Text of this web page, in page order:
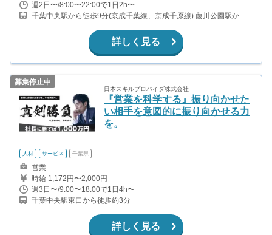
週2日〜/8:00〜22:00で1日2h〜
千葉中央駅から徒歩9分(京成千葉線、京成千原線) 葭川公園駅から
ール) 県庁前駅から徒歩9分(千葉都市モノレール)
詳しく見る
募集停止中
日本スキルプロバイダ株式会社
『営業を科学する』振り向かせた
い相手を意図的に振り向かせる力
を。
人材 サービス 千葉県
営業
時給 1,172円〜2,000円
週3日〜/9:00〜18:00で1日4h〜
千葉中央駅東口から徒歩約3分
詳しく見る